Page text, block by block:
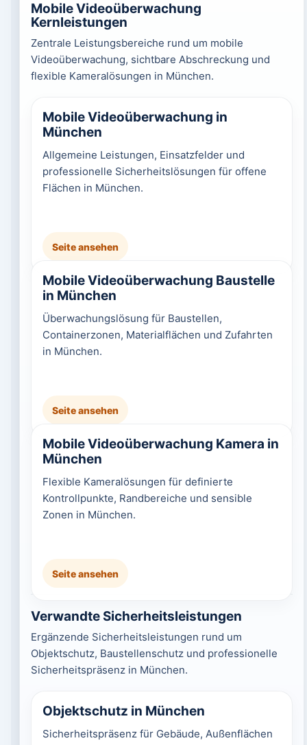
Mobile Videoüberwachung
Kernleistungen
Zentrale Leistungsbereiche rund um mobile
Videoüberwachung, sichtbare Abschreckung und
flexible Kameralösungen in München.
Mobile Videoüberwachung in
München
Allgemeine Leistungen, Einsatzfelder und
professionelle Sicherheitslösungen für offene
Flächen in München.
Seite ansehen
Mobile Videoüberwachung Baustelle
in München
Überwachungslösung für Baustellen,
Containerzonen, Materialflächen und Zufahrten
in München.
Seite ansehen
Mobile Videoüberwachung Kamera in
München
Flexible Kameralösungen für definierte
Kontrollpunkte, Randbereiche und sensible
Zonen in München.
Seite ansehen
Verwandte Sicherheitsleistungen
Ergänzende Sicherheitsleistungen rund um
Objektschutz, Baustellenschutz und professionelle
Sicherheitspräsenz in München.
Objektschutz in München
Sicherheitspräsenz für Gebäude, Außenflächen